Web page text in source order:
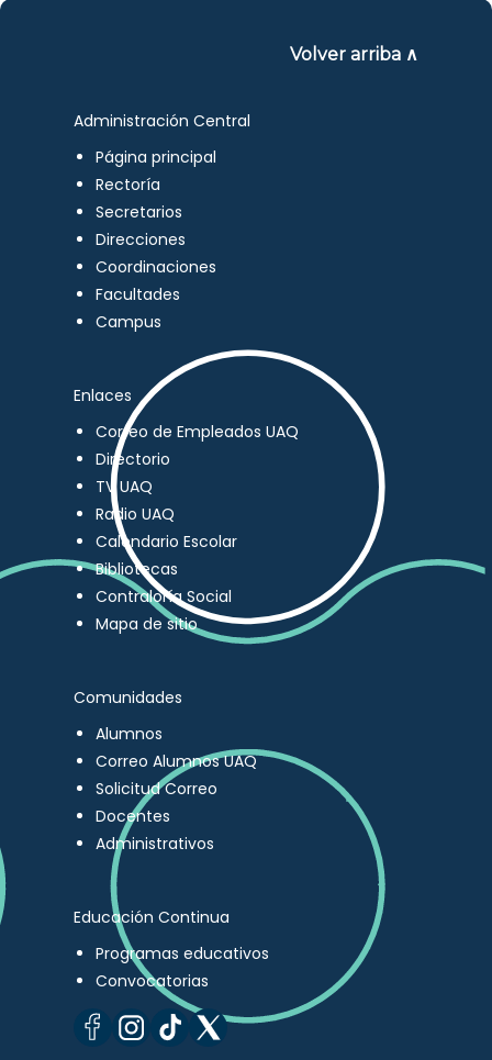
Volver arriba ∧
Administración Central
Página principal
Rectoría
Secretarios
Direcciones
Coordinaciones
Facultades
Campus
Enlaces
Correo de Empleados UAQ
Directorio
TV UAQ
Radio UAQ
Calendario Escolar
Bibliotecas
Contraloría Social
Mapa de sitio
Comunidades
Alumnos
Correo Alumnos UAQ
Solicitud Correo
Docentes
Administrativos
Educación Continua
Programas educativos
Convocatorias